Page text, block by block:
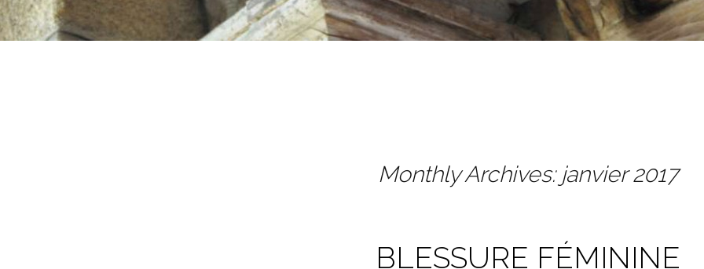
Monthly Archives: janvier 2017
BLESSURE FÉMININE